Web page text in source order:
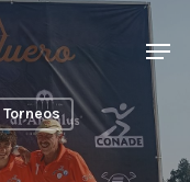
Torneos